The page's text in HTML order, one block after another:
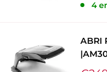
4
ABRI